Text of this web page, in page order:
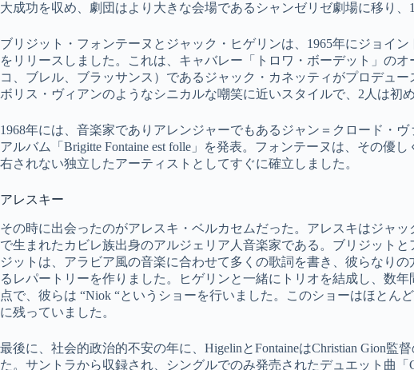
大成功を収め、劇団はより大きな会場であるシャンゼリゼ劇場に移り、
ブリジット・フォンテーヌとジャック・ヒゲリンは、1965年にジョイント
をリリースしました。これは、キャバレー「トロワ・ボーデット」の
コ、ブレル、ブラッサンス）であるジャック・カネッティがプロデュ
ボリス・ヴィアンのようなシニカルな嘲笑に近いスタイルで、2人は初
1968年には、音楽家でありアレンジャーでもあるジャン＝クロード・
アルバム「Brigitte Fontaine est folle」を発表。フォンテーヌは、その優
右されない独立したアーティストとしてすぐに確立しました。
アレスキー
その時に出会ったのがアレスキ・ベルカセムだった。アレスキはジャ
で生まれたカビレ族出身のアルジェリア人音楽家である。ブリジット
ジットは、アラビア風の音楽に合わせて多くの歌詞を書き、彼らなり
るレパートリーを作りました。ヒゲリンと一緒にトリオを結成し、数
点で、彼らは “Niok “というショーを行いました。このショーはほとん
に残っていました。
最後に、社会的政治的不安の年に、HigelinとFontaineはChristian Gion監
た。サントラから収録され、シングルでのみ発売されたデュエット曲「